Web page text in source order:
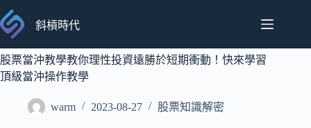
跳
至
要
內
斜槓時代
股票當沖教學教你理性投資遠勝於短期衝動！快來學習
頂級當沖操作教學
warm 2023-08-27 股票知識解密